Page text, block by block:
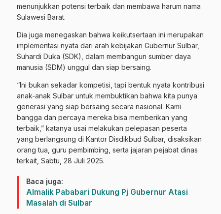
menunjukkan potensi terbaik dan membawa harum nama
Sulawesi Barat.
Dia juga menegaskan bahwa keikutsertaan ini merupakan
implementasi nyata dari arah kebijakan Gubernur Sulbar,
Suhardi Duka (SDK), dalam membangun sumber daya
manusia (SDM) unggul dan siap bersaing.
“Ini bukan sekadar kompetisi, tapi bentuk nyata kontribusi
anak-anak Sulbar untuk membuktikan bahwa kita punya
generasi yang siap bersaing secara nasional. Kami
bangga dan percaya mereka bisa memberikan yang
terbaik,” katanya usai melakukan pelepasan peserta
yang berlangsung di Kantor Disdikbud Sulbar, disaksikan
orang tua, guru pembimbing, serta jajaran pejabat dinas
terkait, Sabtu, 28 Juli 2025.
Baca juga:
Almalik Pababari Dukung Pj Gubernur Atasi
Masalah di Sulbar